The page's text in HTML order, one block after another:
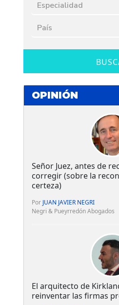
OPINIÓN
Señor Juez, antes de
corregir (sobre la
certeza)
Por JUAN JAVIER NEGRI
Negri & Pueyrredón Abogados
El arquitecto de
reinventar las firmas